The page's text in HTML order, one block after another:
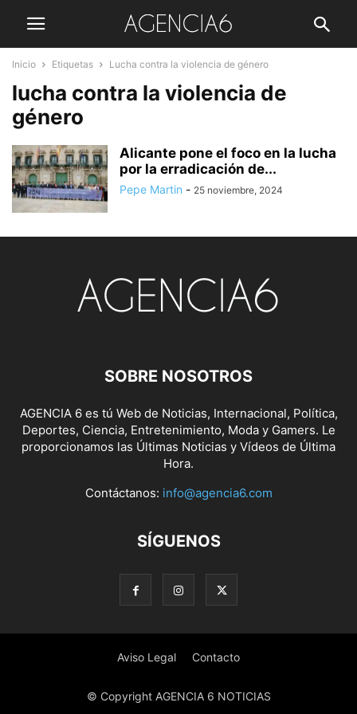
Inicio Etiquetas Lucha contra la violencia de género
lucha contra la violencia de
género
Alicante pone el foco en la lucha
por la erradicación de...
Pepe Martin - 25 noviembre, 2024
SOBRE NOSOTROS
AGENCIA 6 es tú Web de Noticias, Internacional, Política,
Deportes, Ciencia, Entretenimiento, Moda y Gamers. Le
proporcionamos las Últimas Noticias y Vídeos de Última
Hora.
Contáctanos: info@agencia6.com
SÍGUENOS
Aviso Legal Contacto
© Copyright AGENCIA 6 NOTICIAS